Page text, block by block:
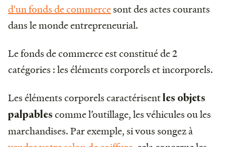
d'un fonds de commercesont des actes courants
dans le monde entrepreneurial.
Le fonds de commerce est constitué de 2
catégories : les éléments corporels et incorporels.
Les éléments corporels caractérisentles objets
palpables comme l’outillage, les véhicules ou les
marchandises. Par exemple, si vous songez à